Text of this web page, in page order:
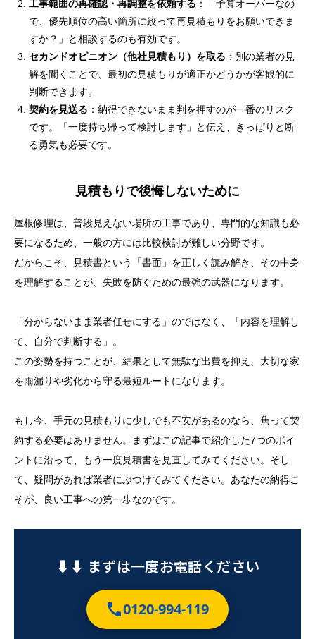
工事範囲の再確認・再調整を依頼する ：「予算オーバーなの
で、優先順位の高い箇所に絞って再見積もりをお願いできま
すか？」と相談するのも有効です。
セカンドオピニオン（他社見積もり）を取る ：別の業者の見
解を聞くことで、最初の見積もりが適正かどうかが客観的に
判断できます。
契約を見送る ：納得できないまま判を押すのが一番のリスク
です。「一度持ち帰って検討します」と伝え、きっぱりと断
る勇気も必要です。
見積もりで後悔しないために
屋根修理は、普段見えない場所の工事であり、専門的な知識も必
要になるため、一般の方には比較検討が難しい分野です。
だからこそ、見積書という「書面」を正しく読み解き、その中身
を理解することが、失敗を防ぐための最強の武器になります。
「分からないまま業者任せにする」のではなく、「内容を理解し
て、自分で判断する」。
この姿勢を持つことが、結果として無駄な出費を抑え、大切な家
を雨漏りや劣化から守る最短ルートになります。
もし今、手元の見積もりに少しでも不安があるのなら、焦って契
約する必要はありません。まずはこの記事で紹介した7つのポイ
ントに沿って、もう一度見積書を見直してみてください。そし
て、疑問があれば業者にぶつけてみてください。あなたの納得こ
そが、良い工事への第一歩なのです。
⬇︎⬇︎ まずは一度お電話ください
0120-994-119